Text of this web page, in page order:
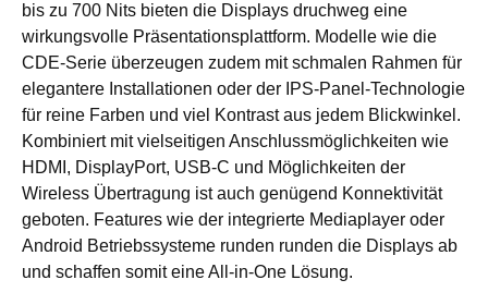
bis zu 700 Nits bieten die Displays druchweg eine
wirkungsvolle Präsentationsplattform. Modelle wie die
CDE-Serie überzeugen zudem mit schmalen Rahmen für
elegantere Installationen oder der IPS-Panel-Technologie
für reine Farben und viel Kontrast aus jedem Blickwinkel.
Kombiniert mit vielseitigen Anschlussmöglichkeiten wie
HDMI, DisplayPort, USB-C und Möglichkeiten der
Wireless Übertragung ist auch genügend Konnektivität
geboten. Features wie der integrierte Mediaplayer oder
Android Betriebssysteme runden runden die Displays ab
und schaffen somit eine All-in-One Lösung.